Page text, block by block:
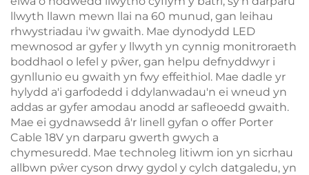
llwyth llawn mewn llai na 60 munud, gan leihau
rhwystriadau i'w gwaith. Mae dynodydd LED
mewnosod ar gyfer y llwyth yn cynnig monitroraeth
boddhaol o lefel y pŵer, gan helpu defnyddwyr i
gynllunio eu gwaith yn fwy effeithiol. Mae dadle yr
hylydd a'i garfodedd i ddylanwadau'n ei wneud yn
addas ar gyfer amodau anodd ar safleoedd gwaith.
Mae ei gydnawsedd â'r linell gyfan o offer Porter
Cable 18V yn darparu gwerth gwych a
chymesuredd. Mae technoleg litiwm ion yn sicrhau
allbwn pŵer cyson drwy gydol y cylch datgaledu, yn